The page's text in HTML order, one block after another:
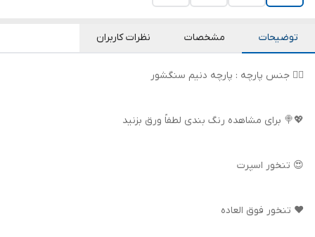
توضیحات مشخصات نظرات کاربران
👌🏻 جنس پارچه : پارچه دنیم سنگشور
💖🍭 برای مشاهده رنگ بندی لطفاً ورق بزنید
😍 تنخور اسپرت
❤️ تنخور فوق العاده